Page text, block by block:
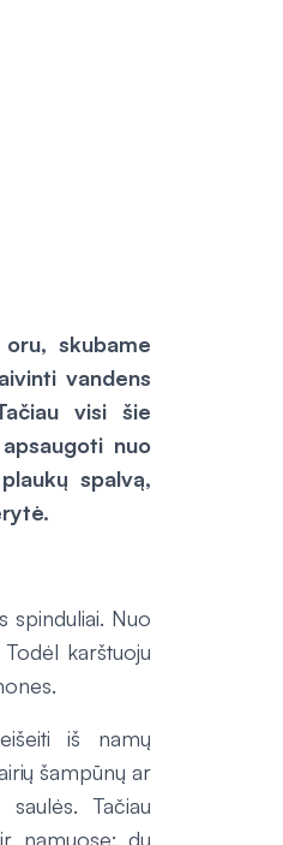
skubame
vandens
visi šie
nuo
spalvą,
spinduliai. Nuo
karštuoju
iš namų
šampūnų ar
Tačiau
namuose: du